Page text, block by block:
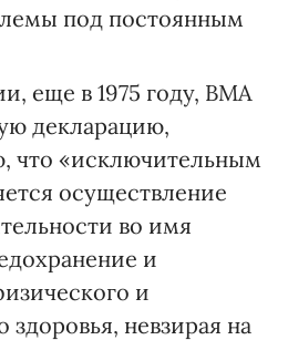
под постоянным
еще в 1975 году, ВМА
декларацию,
что «исключительным
осуществление
во имя
и
и
здоровья, невзирая на